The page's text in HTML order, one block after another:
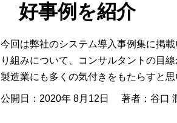
好事例を紹介
今回は弊社のシステム導入事例集に掲
り組みについて、コンサルタントの目
製造業にも多くの気付きをもたらすと思
公開日：2020年 8月12日 著者：谷口